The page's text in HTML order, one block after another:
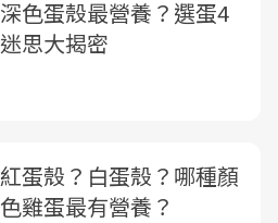
深色蛋殼最營養？選蛋4
迷思大揭密
紅蛋殼？白蛋殼？哪種顏
色雞蛋最有營養？